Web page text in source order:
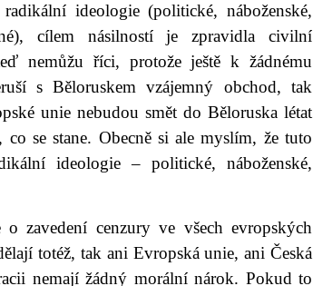
ideologie (politické, náboženské,
cílem násilností je zpravidla civilní
nemůžu říci, protože ještě k žádnému
s Běloruskem vzájemný obchod, tak
unie nebudou smět do Běloruska létat
se stane. Obecně si ale myslím, že tuto
ideologie – politické, náboženské,
zavedení cenzury ve všech evropských
totéž, tak ani Evropská unie, ani Česká
nemají žádný morální nárok. Pokud to